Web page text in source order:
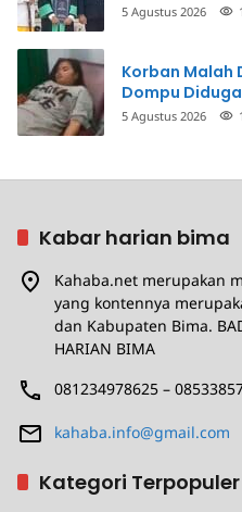
5 Agustus 2026
Korban Malah
Dompu
Penganiayaan
5 Agustus 2026
Kabar harian bima
Kahaba.net merupakan
yang kontennya
dan Kabupaten Bima.
HARIAN BIMA
081234978625 –
kahaba.info@gmail.com
Kategori Terpopuler